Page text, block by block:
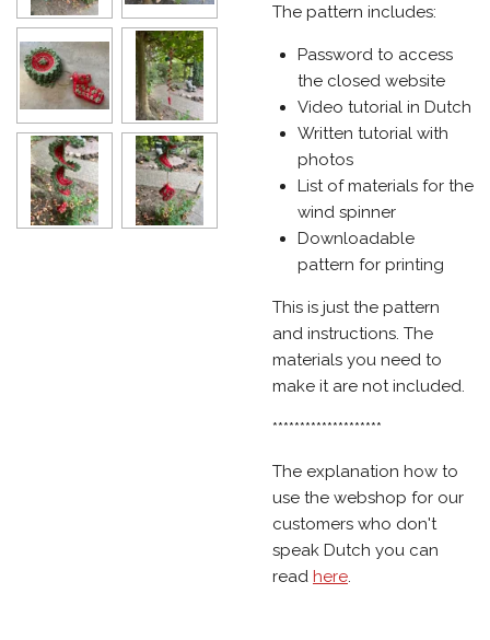
The pattern includes:
Password to access
the closed website
Video tutorial in Dutch
Written tutorial with
photos
List of materials for the
wind spinner
Downloadable
pattern for printing
This is just the pattern
and instructions. The
materials you need to
make it are not included.
********************
The explanation how to
use the webshop for our
customers who don't
speak Dutch you can
read here.